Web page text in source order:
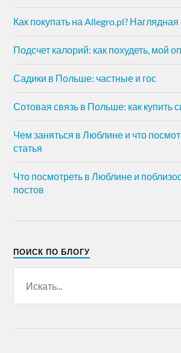
Как покупать на Allegro.pl? Наглядная
Подсчет калорий: как похудеть, мой
Садики в Польше: частные и гос
Сотовая связь в Польше: как купить
Чем заняться в Люблине и что
статья
Что посмотреть в Люблине и
постов
ПОИСК ПО БЛОГУ